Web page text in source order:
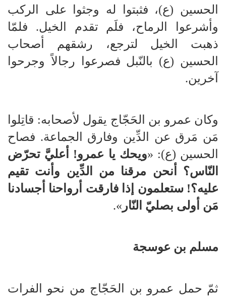
الحسين (ع)، فثبتوا له وجثوا على الركب
وأشرعوا الرماح، فلَم تقدم الخيل. فلمّا
ذهبت الخيل لترجع، رشقهم أصحاب
الحسين (ع) بالنّبل فصرعوا رجالاً وجرحوا
آخرين.
وكان عمرو بن الحَجّاج يقول لأصحابه: قاتِلوا
مَن مَرق عن الدِّين وفارق الجماعة. فصاح
الحسين (ع): «ويحك يا عمرو! أعليَّ تحرّض
النّاس؟ أنحن مرقنا من الدِّين وأنت تقيم
عليه؟! ستعلمون إذا فارقت أرواحنا أجسادنا
مَن أولى بصليّ النّار ».
مسلم بن عوسجة
ثمّ حمل عمرو بن الحَجّاج من نحو الفرات